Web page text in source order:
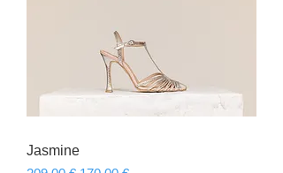
Jasmine